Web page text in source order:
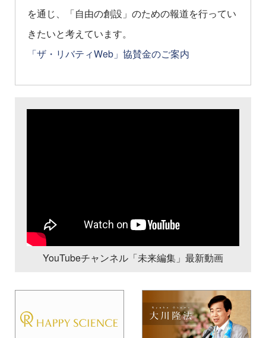
を通じ、「自由の創設」のための報道を行ってい
きたいと考えています。
「ザ・リバティWeb」協賛金のご案内
YouTubeチャンネル「未来編集」最新動画